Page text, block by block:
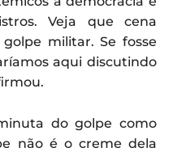
Veja que cena
militar. Se fosse
aqui discutindo
do golpe como
não é o creme dela